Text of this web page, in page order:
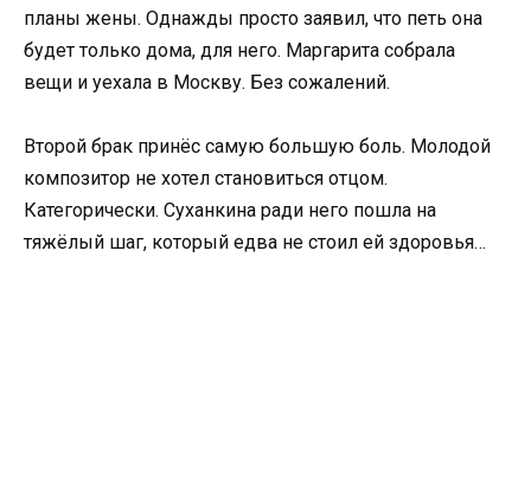
планы жены. Однажды просто заявил, что петь она
будет только дома, для него. Маргарита собрала
вещи и уехала в Москву. Без сожалений.
Второй брак принёс самую большую боль. Молодой
композитор не хотел становиться отцом.
Категорически. Суханкина ради него пошла на
тяжёлый шаг, который едва не стоил ей здоровья…